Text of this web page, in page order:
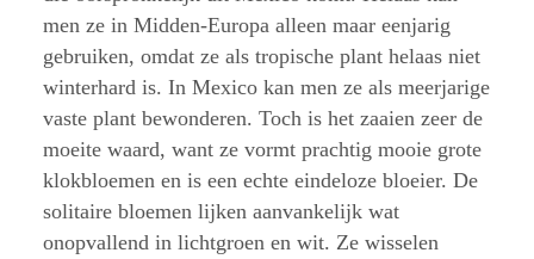
men ze in Midden-Europa alleen maar eenjarig
gebruiken, omdat ze als tropische plant helaas niet
winterhard is. In Mexico kan men ze als meerjarige
vaste plant bewonderen. Toch is het zaaien zeer de
moeite waard, want ze vormt prachtig mooie grote
klokbloemen en is een echte eindeloze bloeier. De
solitaire bloemen lijken aanvankelijk wat
onopvallend in lichtgroen en wit. Ze wisselen